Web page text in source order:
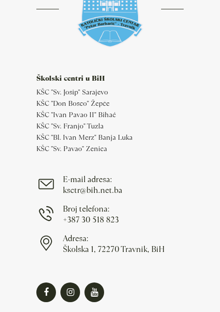
Školski centri u BiH
KŠC "Sv. Josip" Sarajevo
KŠC "Don Bosco" Žepče
KŠC "Ivan Pavao II" Bihać
KŠC "Sv. Franjo" Tuzla
KŠC "Bl. Ivan Merz" Banja Luka
KŠC "Sv. Pavao" Zenica
E-mail adresa:
ksctr@bih.net.ba
Broj telefona:
+387 30 518 823
Adresa:
Školska 1, 72270 Travnik, BiH